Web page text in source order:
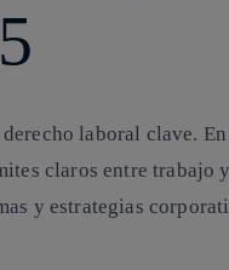
laboral clave.
claros entre
y estrategias